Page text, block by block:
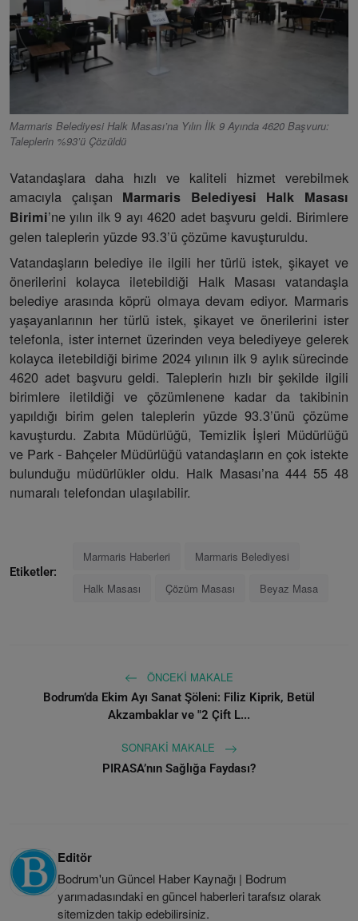
Marmaris Belediyesi Halk Masası’na Yılın İlk 9 Ayında 4620 Başvuru:
Taleplerin %93’ü Çözüldü
Vatandaşlara daha hızlı ve kaliteli hizmet verebilmek
amacıyla çalışan Marmaris Belediyesi Halk Masası
Birimi’ne yılın ilk 9 ayı 4620 adet başvuru geldi. Birimlere
gelen taleplerin yüzde 93.3’ü çözüme kavuşturuldu.
Vatandaşların belediye ile ilgili her türlü istek, şikayet ve
önerilerini kolayca iletebildiği Halk Masası vatandaşla
belediye arasında köprü olmaya devam ediyor. Marmaris
yaşayanlarının her türlü istek, şikayet ve önerilerini ister
telefonla, ister internet üzerinden veya belediyeye gelerek
kolayca iletebildiği birime 2024 yılının ilk 9 aylık sürecinde
4620 adet başvuru geldi. Taleplerin hızlı bir şekilde ilgili
birimlere iletildiği ve çözümlenene kadar da takibinin
yapıldığı birim gelen taleplerin yüzde 93.3’ünü çözüme
kavuşturdu. Zabıta Müdürlüğü, Temizlik İşleri Müdürlüğü
ve Park - Bahçeler Müdürlüğü vatandaşların en çok istekte
bulunduğu müdürlükler oldu. Halk Masası’na 444 55 48
numaralı telefondan ulaşılabilir.
Etiketler:
Marmaris Haberleri Marmaris Belediyesi
Halk Masası Çözüm Masası Beyaz Masa
ÖNCEKI MAKALE
Bodrum’da Ekim Ayı Sanat Şöleni: Filiz Kiprik, Betül
Akzambaklar ve "2 Çift L...
SONRAKI MAKALE
PIRASA’nın Sağlığa Faydası?
Editör
Bodrum'un Güncel Haber Kaynağı | Bodrum
yarımadasındaki en güncel haberleri tarafsız olarak
sitemizden takip edebilirsiniz.